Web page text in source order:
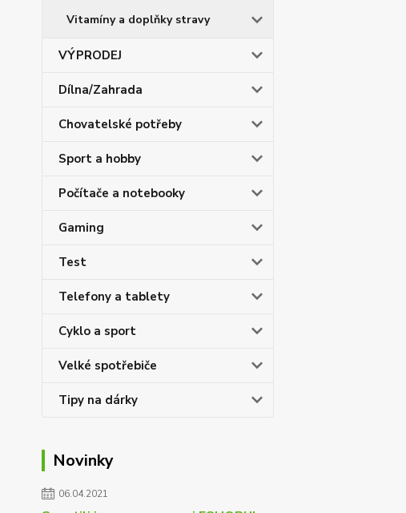
Vitamíny a doplňky stravy
VÝPRODEJ
Dílna/Zahrada
Chovatelské potřeby
Sport a hobby
Počítače a notebooky
Gaming
Test
Telefony a tablety
Cyklo a sport
Velké spotřebiče
Tipy na dárky
Novinky
06.04.2021